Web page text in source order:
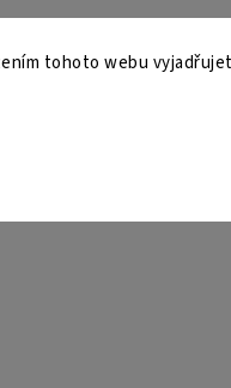
tohoto webu